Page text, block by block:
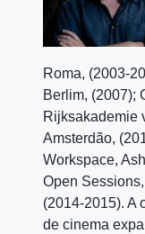
Roma, (2003-
Berlim, (2007);
Rijksakademie
Amsterdão,
Workspace,
Open
(2014-2015). A
de cinema